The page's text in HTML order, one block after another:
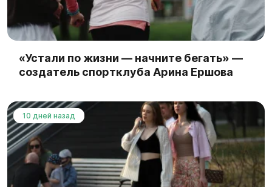
«Устали по жизни — начните бегать» —
создатель спортклуба Арина Ершова
10 дней назад